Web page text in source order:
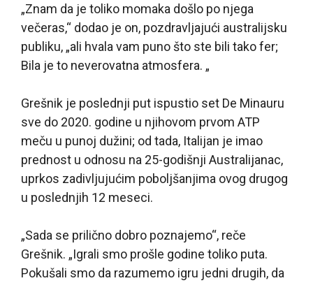
„Znam da je toliko momaka došlo po njega
večeras,“ dodao je on, pozdravljajući australijsku
publiku, „ali hvala vam puno što ste bili tako fer;
Bila je to neverovatna atmosfera. „
Grešnik je poslednji put ispustio set De Minauru
sve do 2020. godine u njihovom prvom ATP
meču u punoj dužini; od tada, Italijan je imao
prednost u odnosu na 25-godišnji Australijanac,
uprkos zadivljujućim poboljšanjima ovog drugog
u poslednjih 12 meseci.
„Sada se prilično dobro poznajemo“, reče
Grešnik. „Igrali smo prošle godine toliko puta.
Pokušali smo da razumemo igru jedni drugih, da